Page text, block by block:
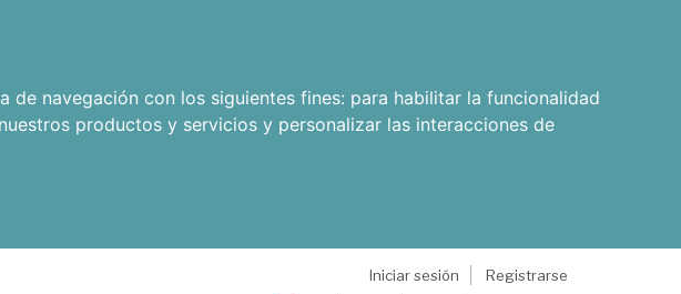
de navegación con los siguientes fines: para habilitar la funcionalidad
productos y servicios y personalizar las interacciones de
Iniciar sesión
Registrarse